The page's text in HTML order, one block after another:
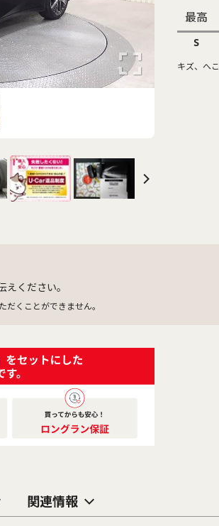
最高
S
キズ、へ
ください。
くことができません。
関連情報